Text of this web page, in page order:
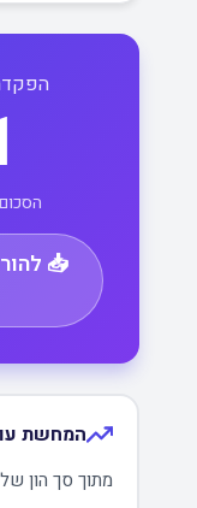
📥
המחשת
מתוך סך הון של